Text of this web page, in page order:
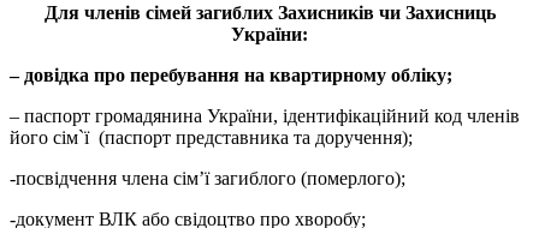
Для членів сімей загиблих Захисників чи Захисниць
України:
– довідка про перебування на квартирному обліку;
– паспорт громадянина України, ідентифікаційний код членів
його сім`ї (паспорт представника та доручення);
-посвідчення члена сім’ї загиблого (померлого);
-документ ВЛК або свідоцтво про хворобу;